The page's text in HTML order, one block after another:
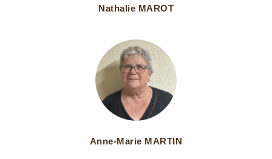
Nathalie MAROT
Anne-Marie MARTIN